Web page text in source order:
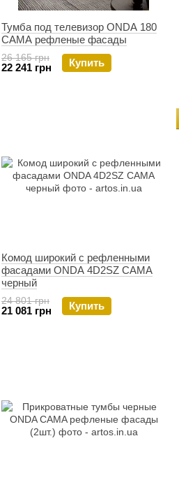
Тумба под телевизор ONDA 180
CAMA рефленые фасады
26 165 грн
22 241 грн Купить
Комод широкий с рефленными
фасадами ONDA 4D2SZ CAMA
черный
24 801 грн
21 081 грн Купить